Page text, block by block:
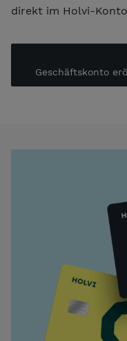
direkt im Holvi-
Geschäftskonto